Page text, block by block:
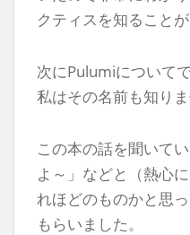
クティスを知ることが
次にPulumiについて
私はその名前も知りま
この本の話を聞いて
よ～」などと（熱心
れほどのものかと思
もらいました。